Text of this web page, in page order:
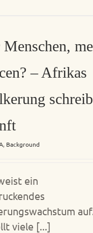
– Afrikas
, Background
ein
viele [...]